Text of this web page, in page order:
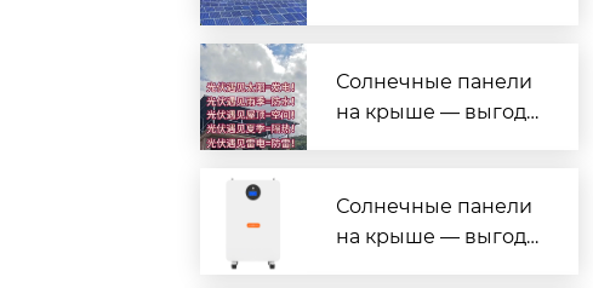
ошюры)
Солнечные панели
на крыше — выгода
Солнечные панели
на крыше — выгода